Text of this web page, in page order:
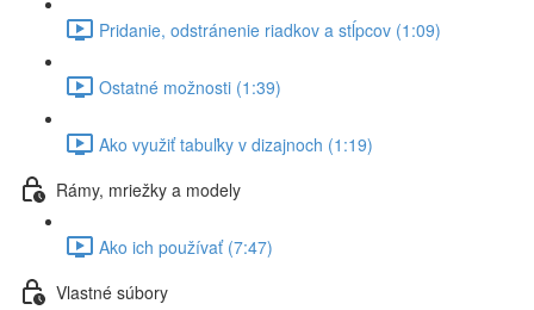
Pridanie, odstránenie riadkov a stĺpcov (1:09)
Ostatné možnosti (1:39)
Ako využiť tabuľky v dizajnoch (1:19)
Rámy, mriežky a modely
Ako ich používať (7:47)
Vlastné súbory